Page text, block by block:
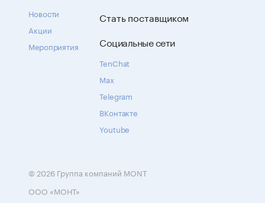
Новости
Акции
Мероприятия
Стать поставщиком
Социальные сети
TenChat
Max
Telegram
ВКонтакте
Youtube
© 2026 Группа компаний MONT
ООО «МОНТ»